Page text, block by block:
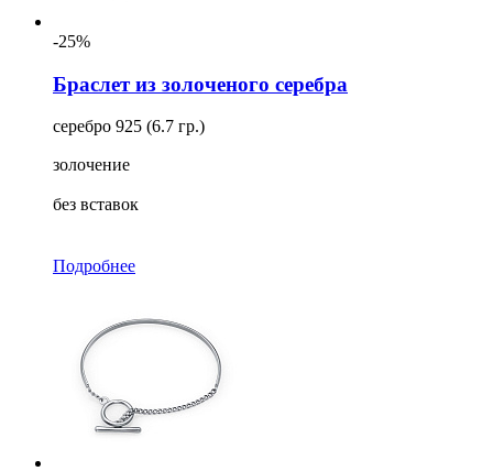
-25%
Браслет из золоченого серебра
серебро 925 (6.7 гр.)
золочение
без вставок
Подробнее